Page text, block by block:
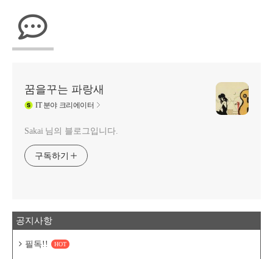
꿈을꾸는 파랑새
IT분야 크리에이터
Sakai 님의 블로그입니다.
구독하기
공지사항
필독!! HOT